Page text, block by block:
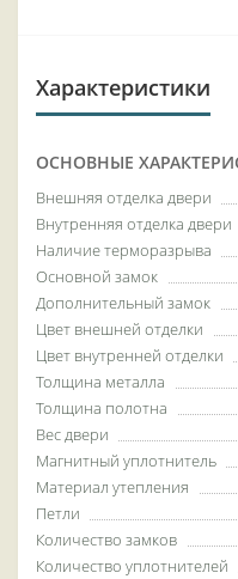
Характеристики
ОСНОВНЫЕ
Внешняя отделка двери
Внутренняя отделка двери
Наличие терморазрыва
Основной замок
Дополнительный замок
Цвет внешней отделки
Цвет внутренней отделки
Толщина металла
Толщина полотна
Вес двери
Магнитный уплотнитель
Материал утепления
Петли
Количество замков
Количество уплотнителей